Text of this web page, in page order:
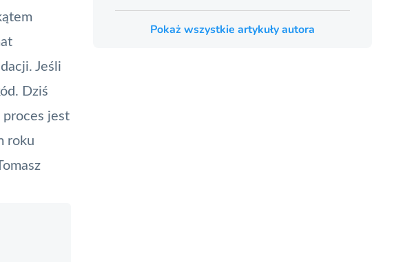
Jeśli
Dziś
proces jest
roku
Pokaż wszystkie artykuły autora